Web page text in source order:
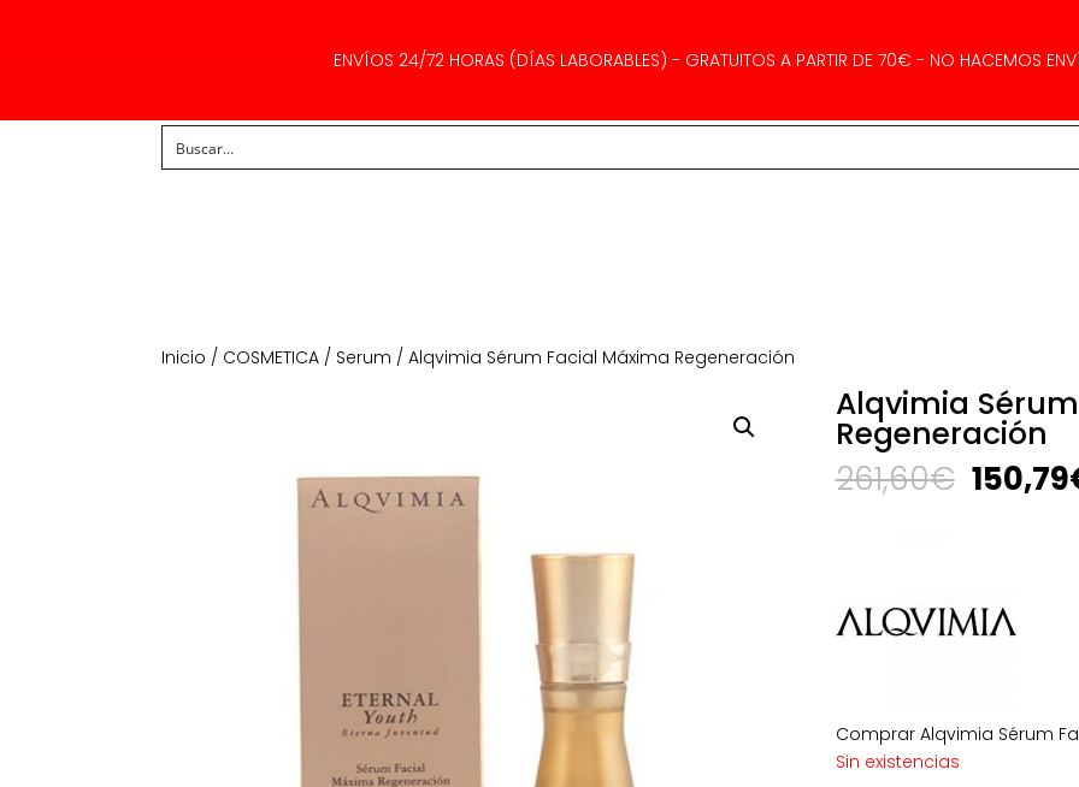
ENVÍOS 24/72 HORAS (DÍAS LABORABLES) - GRATUITOS A PARTIR DE 70€ - NO HACEMOS
Inicio / COSMETICA / Serum / Alqvimia Sérum Facial Máxima Regeneración
Alqvimia
Regeneración
261,60€ El
precio
150,79
Comprar Alqvimia Sérum
Sin existencias